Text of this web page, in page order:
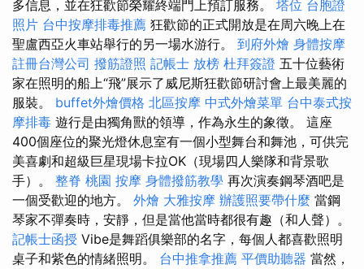
多信息，並在狂歡節榮耀終端門上預訂服務。 塔位 台胞證
照片 台中按摩排毒推薦 狂歡節的正式開放是在周六晚上在
聖盧西亞火車站舉行的另一場水游行。 到府外燴 身體按摩
註冊台灣公司 撥筋證照 記帳士 放榜 杜拜簽證 五十位藝術
家在照明的船上“飛”展示了威尼斯狂歡節研討會上最美麗的
服裝。 buffet外燴價格 北區按摩 中式外燴菜單 台中泰式按
摩排毒 遊行是由獨角獸的領導，作為永生的象徵。 這座
400個座位的聚光燈休息室有一個小型舞台和舞池，可供完
美喜劇和超級巨星現場卡拉OK（現場四人樂隊和背景歌
手）。 整脊 桃園 按摩 身體撥筋教學 再次演奏鋼琴酒吧是
一個受歡迎的地方。 外燴 大雅按摩 辦護照要帶什麼 當鋼
琴家不彈奏時，安靜，但是當他當時都很有趣（和人聲）。
記帳士函授 Vibe是舞蹈俱樂部的名字，每個人都喜歡照明
桌子和紫色的情緒照明。 台中推拿推薦 平價助聽器 當然，